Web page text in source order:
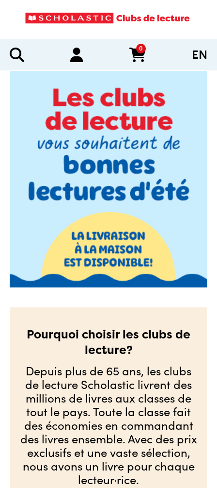
0
items in cart EN
Pourquoi choisir les clubs de
lecture?
Depuis plus de 65 ans, les clubs
de lecture Scholastic livrent des
millions de livres aux classes de
tout le pays. Toute la classe fait
des économies en commandant
des livres ensemble. Avec des prix
exclusifs et une vaste sélection,
nous avons un livre pour chaque
lecteur·rice.